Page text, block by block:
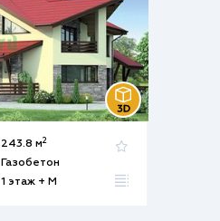
243.8 м2
Газобетон
1 этаж + М